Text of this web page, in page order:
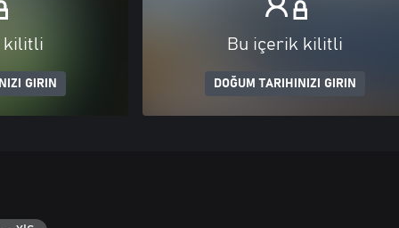
kilitli
GIRIN
Bu içerik kilitli
DOĞUM TARIHINIZI GIRIN